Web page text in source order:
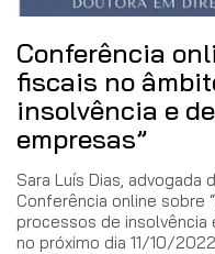
Conferência
fiscais no
insolvência e
empresas”
Sara Luís Dias, advogada
Conferência online sobre
processos de insolvência
no próximo dia 11/10/